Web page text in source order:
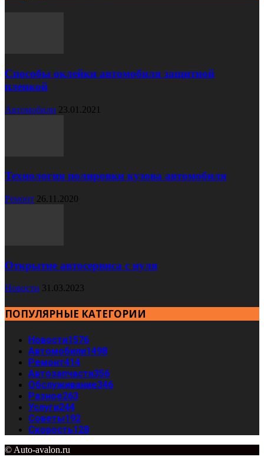
Способы оклейки автомобиля защитной
пленкой
Автомобили 23.01.2021
Технология полировки кузова автомобиля
Ремонт 26.11.2020
Открытие автосервиса с нуля
Новости 31.03.2023
ПОПУЛЯРНЫЕ КАТЕГОРИИ
Новости1576
Автомобили1498
Ремонт414
Автозапчасти356
Обслуживание346
Разное263
Услуги244
Советы192
Скорость128
© Auto-avalon.ru